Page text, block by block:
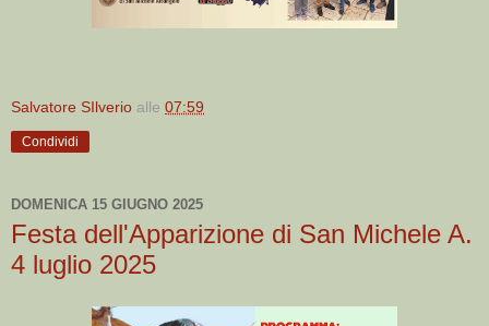
Salvatore SIlverio alle 07:59
Condividi
DOMENICA 15 GIUGNO 2025
Festa dell'Apparizione di San Michele A.
4 luglio 2025